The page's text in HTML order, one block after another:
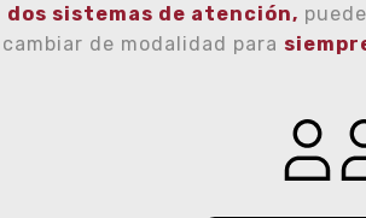
dos sistemas de atención,
cambiar de modalidad para